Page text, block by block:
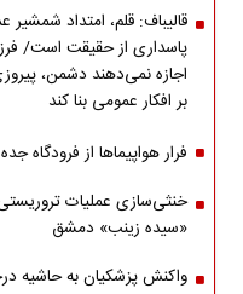
قالیباف: قلم، امتداد شمشیر
پاسداری از حقیقت است/
اجازه نمی‌دهند دشمن،
بر افکار عمومی بنا کند
فرار هواپیماها از فرودگاه
خنثی‌سازی عملیات
«سیده زینب» دمشق
واکنش پزشکیان به حاشیه